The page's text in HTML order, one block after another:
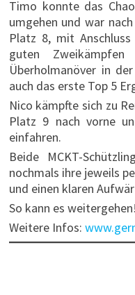
Timo konnte das
umgehen und war
Platz 8, mit
guten
Überholmanöver in
auch das erste Top 5
Nico kämpfte sich zu
Platz 9 nach vorne
einfahren.
Beide MCKT-
nochmals ihre jeweils
und einen klaren
So kann es weitergehen!
Weitere Infos: